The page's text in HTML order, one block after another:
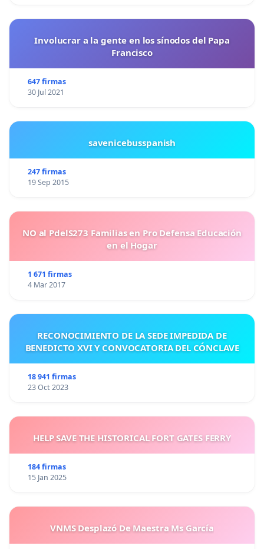
Involucrar a la gente en los sínodos del Papa
Francisco
647 firmas
30 Jul 2021
savenicebusspanish
247 firmas
19 Sep 2015
NO al PdelS273 Familias en Pro Defensa Educación
en el Hogar
1 671 firmas
4 Mar 2017
RECONOCIMIENTO DE LA SEDE IMPEDIDA DE
BENEDICTO XVI Y CONVOCATORIA DEL CÓNCLAVE
18 941 firmas
23 Oct 2023
HELP SAVE THE HISTORICAL FORT GATES FERRY
184 firmas
15 Jan 2025
VNMS Desplazó De Maestra Ms García